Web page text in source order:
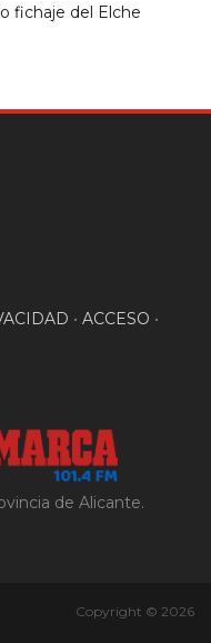
fichaje del Elche
• ACCESO •
de Alicante.
Copyright © 2026